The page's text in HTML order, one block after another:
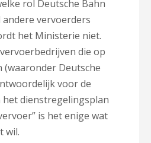
rol Deutsche Bahn
vervoerders
het Ministerie niet.
die op
(waaronder Deutsche
voor de
dienstregelingsplan
is het enige wat
wil.